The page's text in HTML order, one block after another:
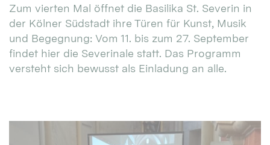
Zum vierten Mal öffnet die Basilika St. Severin in
der Kölner Südstadt ihre Türen für Kunst, Musik
und Begegnung: Vom 11. bis zum 27. September
findet hier die Severinale statt. Das Programm
versteht sich bewusst als Einladung an alle.